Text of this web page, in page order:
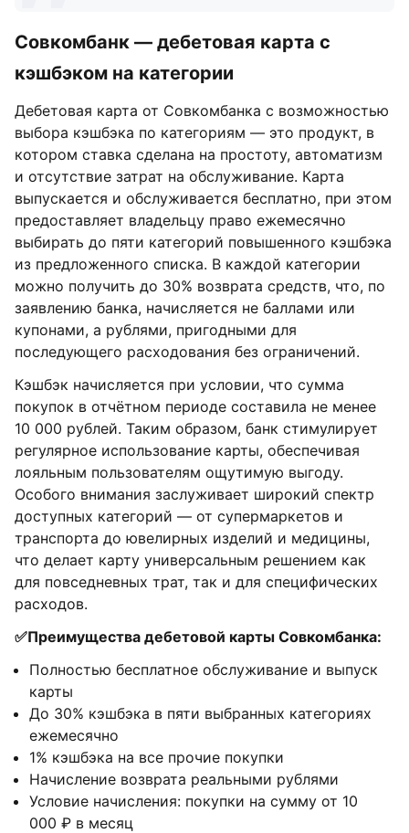
Совкомбанк — дебетовая карта с
кэшбэком на категории
Дебетовая карта от Совкомбанка с возможностью
выбора кэшбэка по категориям — это продукт, в
котором ставка сделана на простоту, автоматизм
и отсутствие затрат на обслуживание. Карта
выпускается и обслуживается бесплатно, при этом
предоставляет владельцу право ежемесячно
выбирать до пяти категорий повышенного кэшбэка
из предложенного списка. В каждой категории
можно получить до 30% возврата средств, что, по
заявлению банка, начисляется не баллами или
купонами, а рублями, пригодными для
последующего расходования без ограничений.
Кэшбэк начисляется при условии, что сумма
покупок в отчётном периоде составила не менее
10 000 рублей. Таким образом, банк стимулирует
регулярное использование карты, обеспечивая
лояльным пользователям ощутимую выгоду.
Особого внимания заслуживает широкий спектр
доступных категорий — от супермаркетов и
транспорта до ювелирных изделий и медицины,
что делает карту универсальным решением как
для повседневных трат, так и для специфических
расходов.
✅Преимущества дебетовой карты Совкомбанка:
Полностью бесплатное обслуживание и выпуск
карты
До 30% кэшбэка в пяти выбранных категориях
ежемесячно
1% кэшбэка на все прочие покупки
Начисление возврата реальными рублями
Условие начисления: покупки на сумму от 10
000 ₽ в месяц